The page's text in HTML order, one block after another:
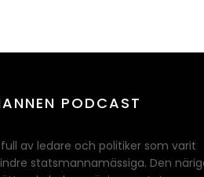
PODCAST
av ledare och politiker som varit
statsmannamässiga. Den